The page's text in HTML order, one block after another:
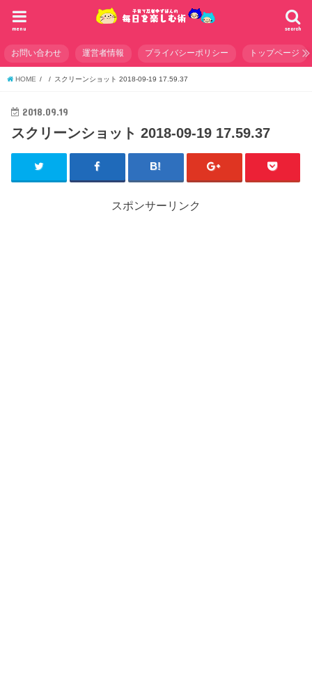
search
menu
お問い合わせ 運営者情報 プライバシーポリシー トップページ
HOME スクリーンショット 2018-09-19 17.59.37
2018.09.19
スクリーンショット 2018-09-19 17.59.37
スポンサーリンク